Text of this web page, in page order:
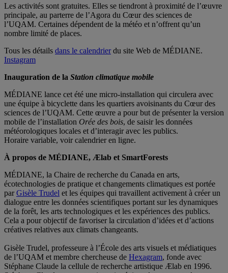
Les activités sont gratuites. Elles se tiendront à proximité de l’œuvre
principale, au parterre de l’Agora du Cœur des sciences de
l’UQAM. Certaines dépendent de la météo et n’offrent qu’un
nombre limité de places.
Tous les détails dans le calendrierdu site Web de MÉDIANE.
Instagram
Inauguration de la Station climatique mobile
MÉDIANE lance cet été une micro-installation qui circulera avec
une équipe à bicyclette dans les quartiers avoisinants du Cœur des
sciences de l’UQAM. Cette œuvre a pour but de présenter la version
mobile de l’installation Orée des bois, de saisir les données
météorologiques locales et d’interagir avec les publics.
Horaire variable, voir calendrier en ligne.
À propos de MÉDIANE, Ælab et SmartForests
MÉDIANE, la Chaire de recherche du Canada en arts,
écotechnologies de pratique et changements climatiques est portée
parGisèle Trudel et les équipes qui travaillent activement à créer un
dialogue entre les données scientifiques portant sur les dynamiques
de la forêt, les arts technologiques et les expériences des publics.
Cela a pour objectif de favoriser la circulation d’idées et d’actions
créatives relatives aux climats changeants.
Gisèle Trudel, professeure à l’École des arts visuels et médiatiques
de l’UQAM et membre chercheuse de Hexagram, fonde avec
Stéphane Claude la cellule de recherche artistique Ælab en 1996.